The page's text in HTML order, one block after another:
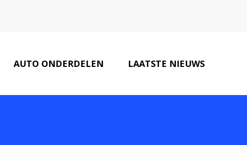
AUTO ONDERDELEN LAATSTE NIEUWS